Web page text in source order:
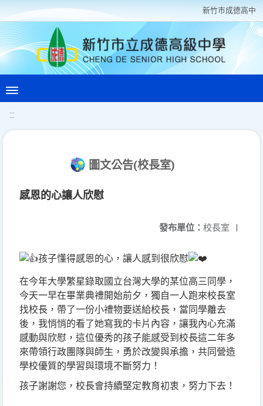
新竹巿成德高中
:::
圖文公告(校長室)
感恩的心讓人欣慰
發布單位： 校長室 |
孩子懂得感恩的心，讓人感到很欣慰
在今年大學繁星錄取國立台灣大學的某位高三同學，
今天一早在畢業典禮開始前夕，獨自一人跑來校長室
找校長，帶了一份小禮物要送給校長，當同學離去
後，我悄悄的看了她寫我的卡片內容，讓我內心充滿
感動與欣慰，這位優秀的孩子能感受到校長這二年多
來帶領行政團隊與師生，勇於改變與承擔，共同營造
學校優質的學習與環境不斷努力！
孩子謝謝您，校長會持續堅定教育初衷，努力下去！